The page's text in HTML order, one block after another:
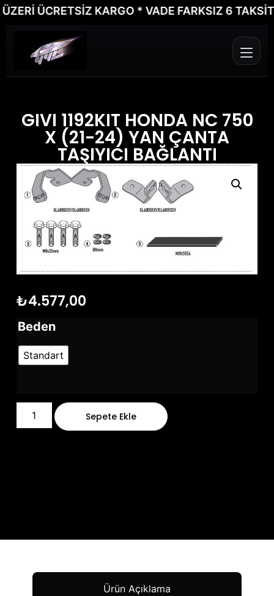
ÜCRETSİZ KARGO * VADE FARKSIZ 6 TAKSİT
GIVI 1192KIT HONDA NC 750
X (21-24) YAN ÇANTA
TAŞIYICI BAĞLANTI
₺4.577,00
Beden
Standart
Sepete Ekle
Ürün Açıklama